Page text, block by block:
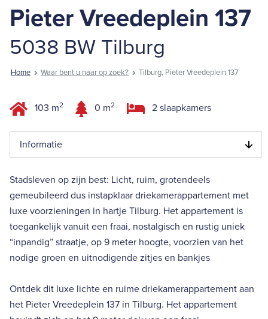
Pieter Vreedeplein 137
5038 BW Tilburg
Home Waar bent u naar op zoek? Tilburg, Pieter Vreedeplein 137
103 m2 0 m2 2 slaapkamers
Informatie
Stadsleven op zijn best: Licht, ruim, grotendeels
gemeubileerd dus instapklaar driekamerappartement met
luxe voorzieningen in hartje Tilburg. Het appartement is
toegankelijk vanuit een fraai, nostalgisch en rustig uniek
“inpandig” straatje, op 9 meter hoogte, voorzien van het
nodige groen en uitnodigende zitjes en bankjes
Ontdek dit luxe lichte en ruime driekamerappartement aan
het Pieter Vreedeplein 137 in Tilburg. Het appartement